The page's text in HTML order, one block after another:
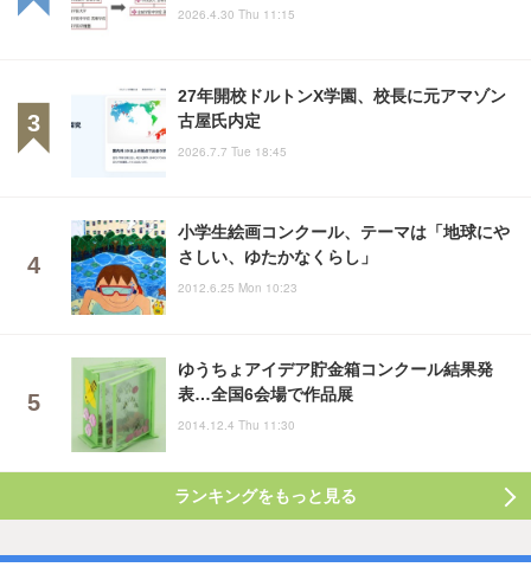
2026.4.30 Thu 11:15
27年開校ドルトンX学園、校長に元アマゾン
古屋氏内定
2026.7.7 Tue 18:45
小学生絵画コンクール、テーマは「地球にや
さしい、ゆたかなくらし」
2012.6.25 Mon 10:23
ゆうちょアイデア貯金箱コンクール結果発
表…全国6会場で作品展
2014.12.4 Thu 11:30
ランキングをもっと見る